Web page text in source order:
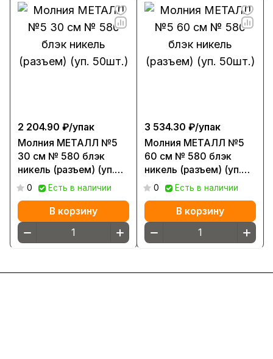
2 204.90 ₽/упак
Молния МЕТАЛЛ №5
30 см № 580 блэк
никель (разъем) (уп.
50шт.)
0 Есть в наличии
В корзину
3 534.30 ₽/упак
Молния МЕТАЛЛ №5
60 см № 580 блэк
никель (разъем) (уп.
50шт.)
0 Есть в наличии
В корзину